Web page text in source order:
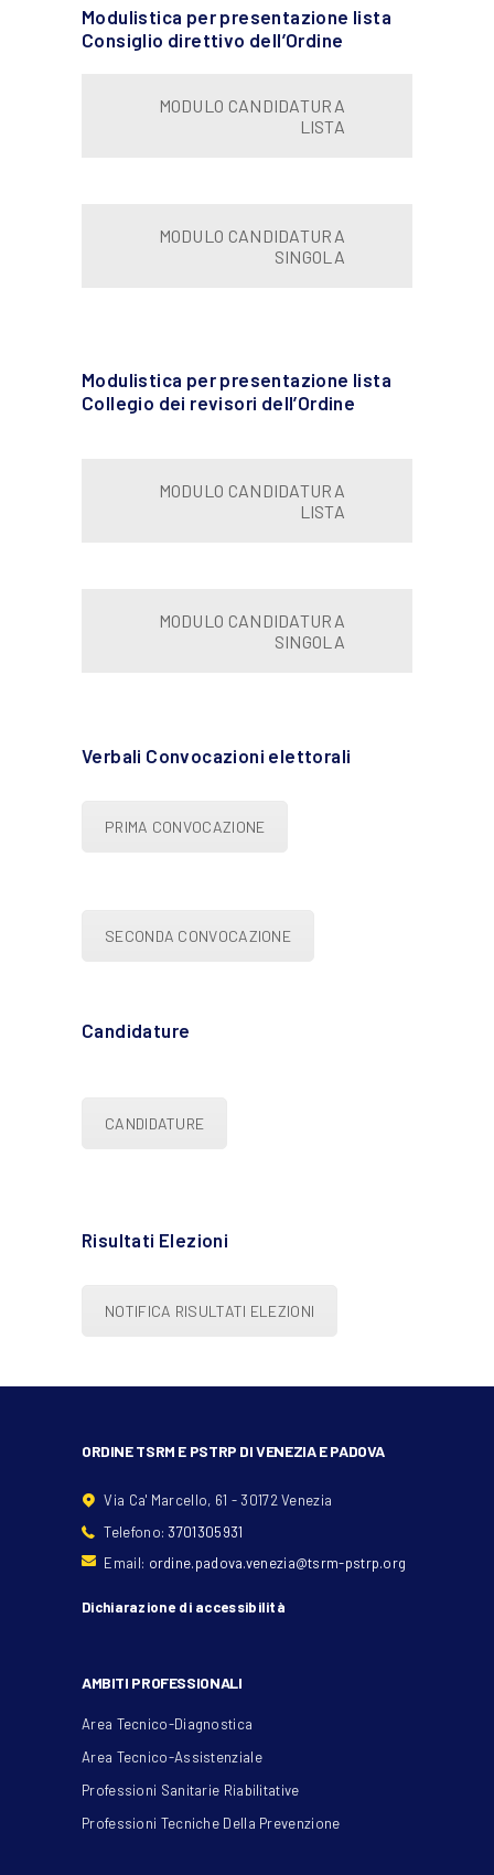
Modulistica per presentazione lista
Consiglio direttivo dell’Ordine
MODULO CANDIDATURA
LISTA
MODULO CANDIDATURA
SINGOLA
Modulistica per presentazione lista
Collegio dei revisori dell’Ordine
MODULO CANDIDATURA
LISTA
MODULO CANDIDATURA
SINGOLA
Verbali Convocazioni elettorali
PRIMA CONVOCAZIONE
SECONDA CONVOCAZIONE
Candidature
CANDIDATURE
Risultati Elezioni
NOTIFICA RISULTATI ELEZIONI
ORDINE TSRM E PSTRP DI VENEZIA E PADOVA
Via Ca' Marcello, 61 - 30172 Venezia
Telefono:3701305931
Email: ordine.padova.venezia@tsrm-pstrp.org
Dichiarazione di accessibilità
AMBITI PROFESSIONALI
Area Tecnico-Diagnostica
Area Tecnico-Assistenziale
Professioni Sanitarie Riabilitative
Professioni Tecniche Della Prevenzione